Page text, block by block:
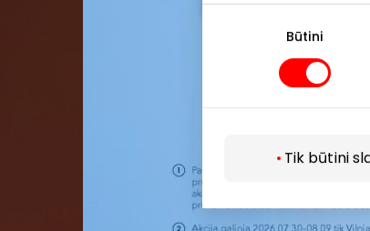
Būtini
Tik būtini